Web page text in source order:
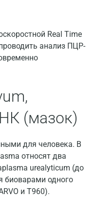
Real Time
анализ ПЦР-
(мазок)
для человека. В
относят два
urealyticum (до
биоварами одного
и T960).